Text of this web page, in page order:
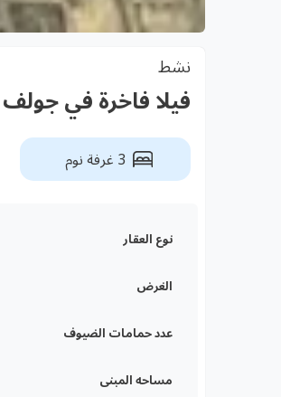
نشط
فيلا فاخرة في
3 غرفة نوم
نوع العقار
الغرض
عدد حمامات الضيوف
مساحه المبنى